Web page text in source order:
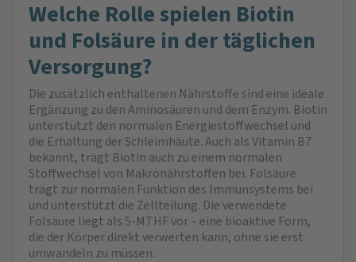
Welche Rolle spielen Biotin
und Folsäure in der täglichen
Versorgung?
Die zusätzlich enthaltenen Nährstoffe sind eine ideale
Ergänzung zu den Aminosäuren und dem Enzym. Biotin
unterstützt den normalen Energiestoffwechsel und
die Erhaltung der Schleimhäute. Auch als Vitamin B7
bekannt, trägt Biotin auch zu einem normalen
Stoffwechsel von Makronährstoffen bei. Folsäure
trägt zur normalen Funktion des Immunsystems bei
und unterstützt die Zellteilung. Die verwendete
Folsäure liegt als 5-MTHF vor – eine bioaktive Form,
die der Körper direkt verwerten kann, ohne sie erst
umwandeln zu müssen.